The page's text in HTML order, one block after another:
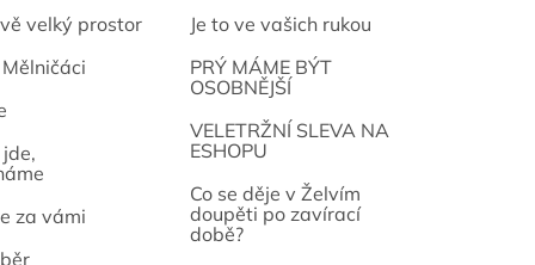
velký prostor
za vámi
Je to ve vašich rukou
PRÝ MÁME BÝT
OSOBNĚJŠÍ
VELETRŽNÍ SLEVA NA
ESHOPU
Co se děje v Želvím
doupěti po zavírací
době?